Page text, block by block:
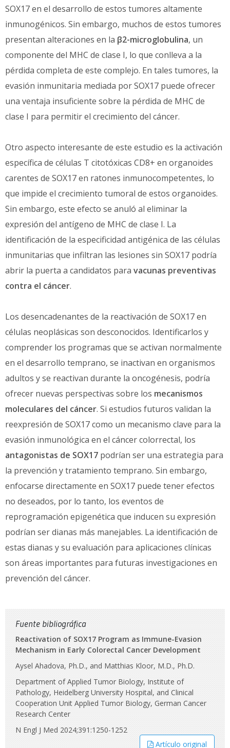
SOX17 en el desarrollo de estos tumores altamente
inmunogénicos. Sin embargo, muchos de estos tumores
presentan alteraciones en la β2-microglobulina, un
componente del MHC de clase I, lo que conlleva a la
pérdida completa de este complejo. En tales tumores, la
evasión inmunitaria mediada por SOX17 puede ofrecer
una ventaja insuficiente sobre la pérdida de MHC de
clase I para permitir el crecimiento del cáncer.
Otro aspecto interesante de este estudio es la activación
específica de células T citotóxicas CD8+ en organoides
carentes de SOX17 en ratones inmunocompetentes, lo
que impide el crecimiento tumoral de estos organoides.
Sin embargo, este efecto se anuló al eliminar la
expresión del antígeno de MHC de clase I. La
identificación de la especificidad antigénica de las células
inmunitarias que infiltran las lesiones sin SOX17 podría
abrir la puerta a candidatos para vacunas preventivas
contra el cáncer.
Los desencadenantes de la reactivación de SOX17 en
células neoplásicas son desconocidos. Identificarlos y
comprender los programas que se activan normalmente
en el desarrollo temprano, se inactivan en organismos
adultos y se reactivan durante la oncogénesis, podría
ofrecer nuevas perspectivas sobre los mecanismos
moleculares del cáncer. Si estudios futuros validan la
reexpresión de SOX17 como un mecanismo clave para la
evasión inmunológica en el cáncer colorrectal, los
antagonistas de SOX17 podrían ser una estrategia para
la prevención y tratamiento temprano. Sin embargo,
enfocarse directamente en SOX17 puede tener efectos
no deseados, por lo tanto, los eventos de
reprogramación epigenética que inducen su expresión
podrían ser dianas más manejables. La identificación de
estas dianas y su evaluación para aplicaciones clínicas
son áreas importantes para futuras investigaciones en
prevención del cáncer.
Fuente bibliográfica
Reactivation of SOX17 Program as Immune-Evasion
Mechanism in Early Colorectal Cancer Development
Aysel Ahadova, Ph.D., and Matthias Kloor, M.D., Ph.D.
Department of Applied Tumor Biology, Institute of
Pathology, Heidelberg University Hospital, and Clinical
Cooperation Unit Applied Tumor Biology, German Cancer
Research Center
N Engl J Med 2024;391:1250-1252
Artículo original